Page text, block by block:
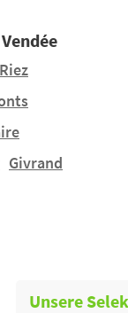
Givrand
Unsere